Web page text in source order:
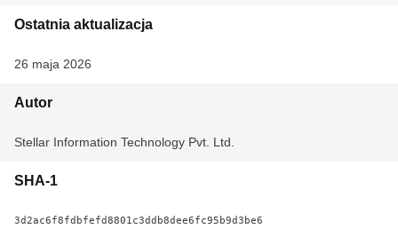
Ostatnia aktualizacja
26 maja 2026
Autor
Stellar Information Technology Pvt. Ltd.
SHA-1
3d2ac6f8fdbfefd8801c3ddb8dee6fc95b9d3be6